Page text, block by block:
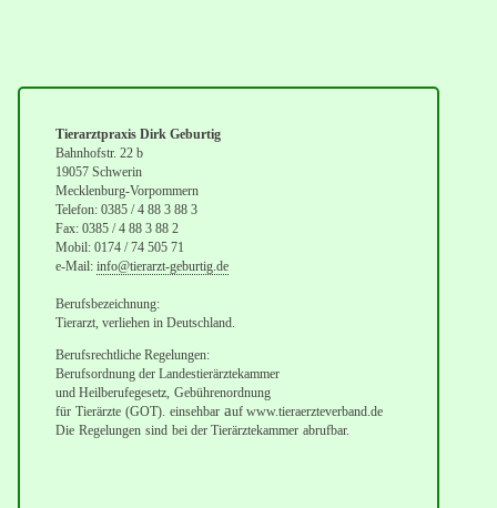
Tierarztpraxis Dirk Geburtig
Bahnhofstr. 22 b
19057 Schwerin
Mecklenburg-Vorpommern
Telefon: 0385 / 4 88 3 88 3
Fax: 0385 / 4 88 3 88 2
Mobil: 0174 / 74 505 71
e-Mail: info@tierarzt-geburtig.de
Berufsbezeichnung:
Tierarzt, verliehen in Deutschland.
Berufsrechtliche Regelungen:
Berufsordnung der Landestierärztekammer
und Heilberufegesetz, Gebührenordnung
für Tierärzte (GOT). einsehbar auf www.tieraerzteverband.de
Die Regelungen sind bei der Tierärztekammer abrufbar.